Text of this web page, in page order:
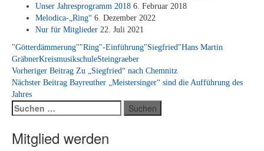
Un­ser Jah­res­pro­gramm 2018 6. Fe­bru­ar 2018
Melodica-„Ring“ 6. De­zem­ber 2022
Nur für Mit­glie­der 22. Juli 2021
"Götterdämmerung""Ring"-Einführung"Siegfried"Hans Martin
GräbnerKreismusikschuleSteingraeber
Beitragsnavigation
Vorheriger Beitrag Zu „Siegfried“ nach Chemnitz
Nächster Beitrag Bayreuther „Meistersinger“ sind die Aufführung des
Jahres
Suchen
nach:
Mitglied werden